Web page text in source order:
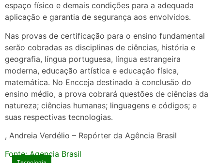
espaço físico e demais condições para a adequada
aplicação e garantia de segurança aos envolvidos.
Nas provas de certificação para o ensino fundamental
serão cobradas as disciplinas de ciências, história e
geografia, língua portuguesa, língua estrangeira
moderna, educação artística e educação física,
matemática. No Encceja destinado à conclusão do
ensino médio, a prova cobrará questões de ciências da
natureza; ciências humanas; linguagens e códigos; e
suas respectivas tecnologias.
, Andreia Verdélio – Repórter da Agência Brasil
Fonte: Agencia Brasil
Tecnologia